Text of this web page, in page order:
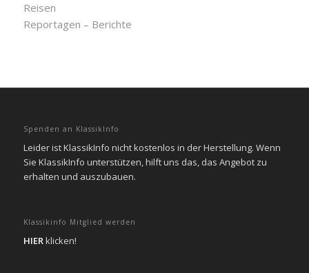
Reisen
Reportagen – Berichte
Spenden an KlassikInfo
Leider ist KlassikInfo nicht kostenlos in der Herstellung. Wenn
Sie KlassikInfo unterstützen, hilft uns das, das Angebot zu
erhalten und auszubauen.
Klassikinfo Mitglied werden
HIERklicken!